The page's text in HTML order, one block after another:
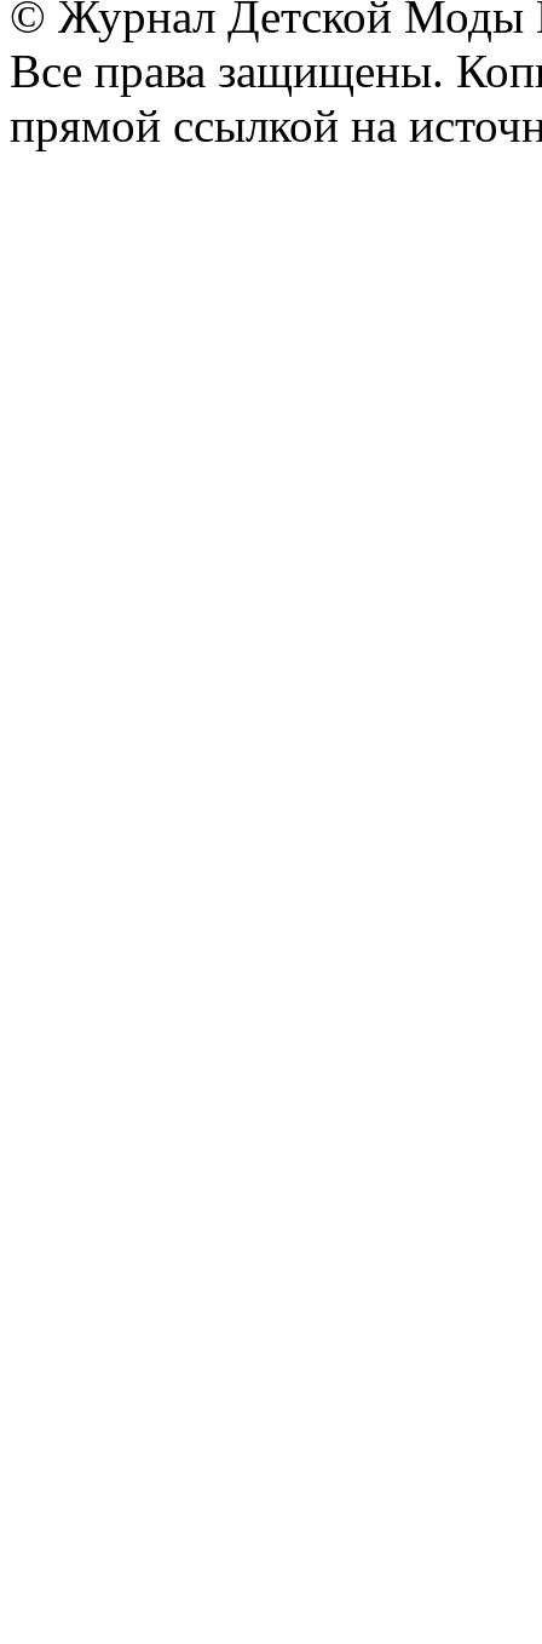
© Журнал Детской Моды
Все права защищены.
прямой ссылкой на